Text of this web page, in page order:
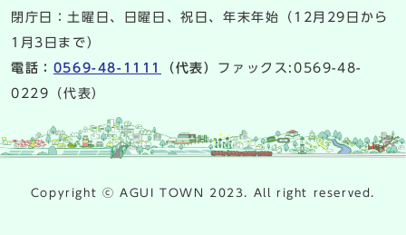
閉庁日：土曜日、日曜日、祝日、年末年始（12月29日から
1月3日まで）
電話： 0569-48-1111 （代表） ファックス:0569-48-
0229（代表）
Copyright ⓒ AGUI TOWN 2023. All right reserved.